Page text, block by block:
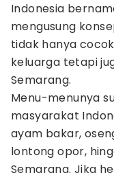
Indonesia
mengusung
tidak hanya
keluarga tetapi
Semarang.
Menu-menunya
masyarakat
ayam bakar,
lontong opor,
Semarang. Jika